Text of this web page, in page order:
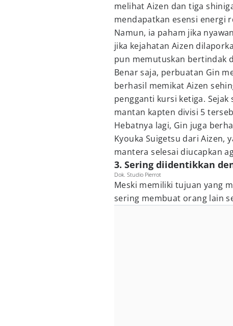
melihat Aizen dan tiga
mendapatkan esensi energi
Namun, ia paham jika
jika kejahatan Aizen
pun memutuskan bertindak
Benar saja, perbuatan Gin
berhasil memikat Aizen
pengganti kursi ketiga.
mantan kapten divisi 5
Hebatnya lagi, Gin juga
Kyouka Suigetsu dari Aizen,
mantera selesai diucapkan
3. Sering diidentikkan
Dok. Studio Pierrot
Meski memiliki tujuan yang
sering membuat orang lain